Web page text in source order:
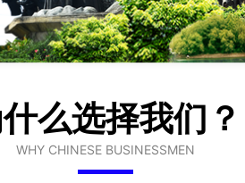
么选择我们？
WHY CHINESE BUSINESSMEN